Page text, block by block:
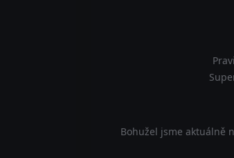
Bohužel jsme aktuálně